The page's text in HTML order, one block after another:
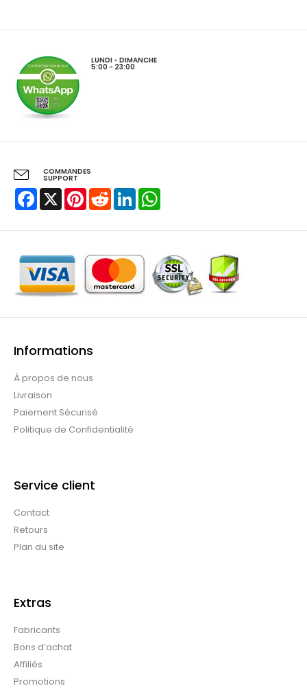
LUNDI - DIMANCHE
5:00 - 23:00
COMMANDES
SUPPORT
Facebook
X PinterestRedditLinkedIn
Informations
À propos de nous
Livraison
Paiement Sécurisé
Politique de Confidentialité
Service client
Contact
Retours
Plan du site
Extras
Fabricants
Bons d’achat
Affiliés
Promotions